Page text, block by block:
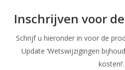
Inschrijven voor
Schrijf u hieronder in voor de
Update ‘Wetswijzigingen
kosten!‘.